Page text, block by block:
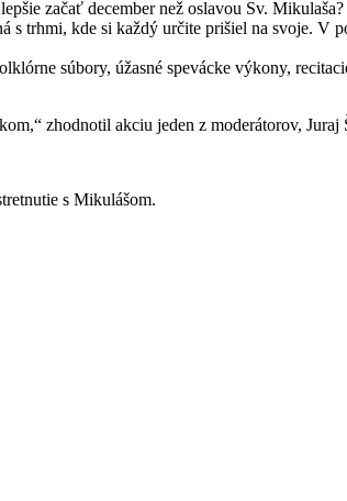
začať december než oslavou Sv. Mikulaša?
trhmi, kde si každý určite prišiel na svoje. V
súbory, úžasné spevácke výkony,
zhodnotil akciu jeden z moderátorov, Juraj
s Mikulášom.